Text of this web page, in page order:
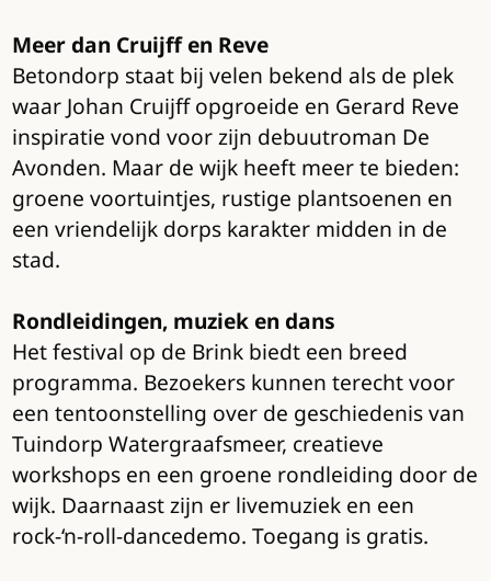
Meer dan Cruijff en Reve
Betondorp staat bij velen bekend als de plek
waar Johan Cruijff opgroeide en Gerard Reve
inspiratie vond voor zijn debuutroman De
Avonden. Maar de wijk heeft meer te bieden:
groene voortuintjes, rustige plantsoenen en
een vriendelijk dorps karakter midden in de
stad.
Rondleidingen, muziek en dans
Het festival op de Brink biedt een breed
programma. Bezoekers kunnen terecht voor
een tentoonstelling over de geschiedenis van
Tuindorp Watergraafsmeer, creatieve
workshops en een groene rondleiding door de
wijk. Daarnaast zijn er livemuziek en een
rock-‘n-roll-dancedemo. Toegang is gratis.